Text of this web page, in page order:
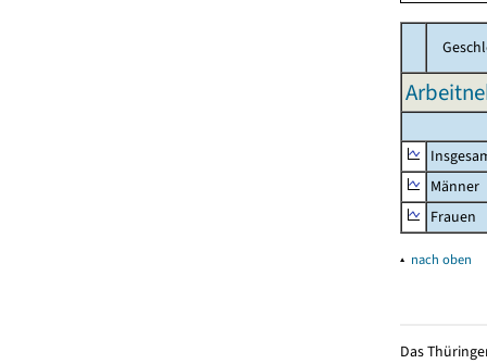
Männer
Frauen
▴ nach oben
Das